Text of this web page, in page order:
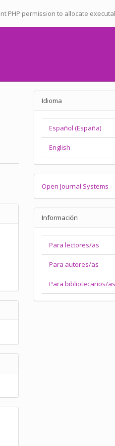
PHP permission to allocate
Idioma
Español (España)
English
Open Journal Systems
Información
Para lectores/as
Para autores/as
Para bibliotecarios/as